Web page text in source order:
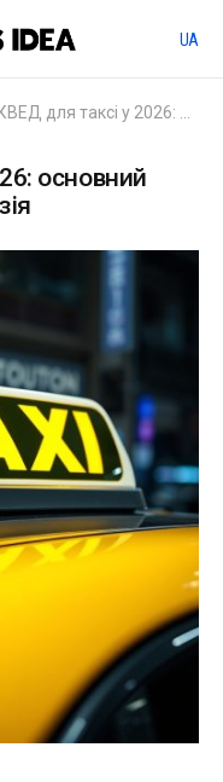
UA
у 2026: основний код, група податку і ліцензія
основний